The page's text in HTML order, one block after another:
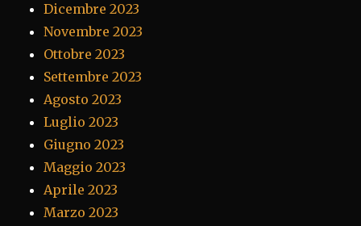
Dicembre 2023
Novembre 2023
Ottobre 2023
Settembre 2023
Agosto 2023
Luglio 2023
Giugno 2023
Maggio 2023
Aprile 2023
Marzo 2023